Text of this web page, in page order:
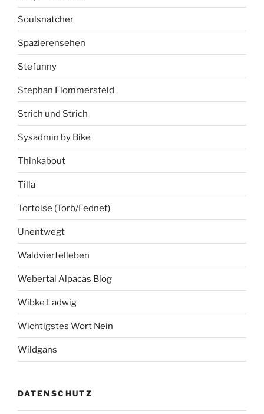
Soulsnatcher
Spazierensehen
Stefunny
Stephan Flommersfeld
Strich und Strich
Sysadmin by Bike
Thinkabout
Tilla
Tortoise (Torb/Fednet)
Unentwegt
Waldviertelleben
Webertal Alpacas Blog
Wibke Ladwig
Wichtigstes Wort Nein
Wildgans
DATENSCHUTZ